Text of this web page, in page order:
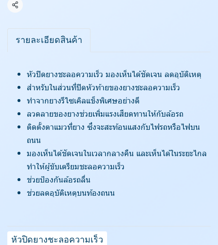
แชร์
รายละเอียดสินค้า
หัวปิดยางชะลอความเร็ว มองเห็นได้ชัดเจน ลดอุบัติเหตุ
สำหรับในส่วนที่ปิดหัวท้ายของยางชะลอความเร็ว
ทำจากยางรีไซเคิลแข็งพิเศษอย่างดี
ลวดลายของยางช่วยเพิ่มแรงเสียดทานให้กับล้อรถ
ติดตั้งตาแมวที่ยาง ซึ่งจะสะท้อนแสงกับไฟรถหรือไฟบน
ถนน
มองเห็นได้ชัดเจนในเวลากลางคืน และเห็นได้ในระยะไกล
ทำให้ผู้ขับเตรียมชะลอความเร็ว
ช่วยป้องกันล้อรถลื่น
ช่วยลดอุบัติเหตุบนท้องถนน
หัวปิดยางชะลอความเร็ว